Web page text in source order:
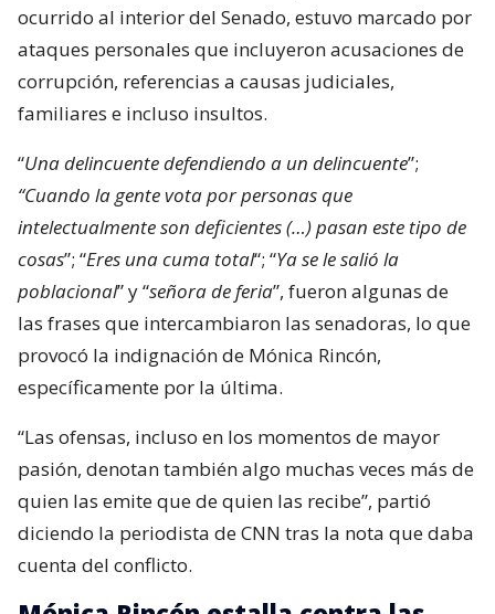
ocurrido al interior del Senado, estuvo marcado por
ataques personales que incluyeron acusaciones de
corrupción, referencias a causas judiciales,
familiares e incluso insultos.
“Una delincuente defendiendo a un delincuente”;
“Cuando la gente vota por personas que
intelectualmente son deficientes (…) pasan este tipo de
cosas”; “Eres una cuma total“; “Ya se le salió la
poblacional” y “señora de feria”, fueron algunas de
las frases que intercambiaron las senadoras, lo que
provocó la indignación de Mónica Rincón,
específicamente por la última.
“Las ofensas, incluso en los momentos de mayor
pasión, denotan también algo muchas veces más de
quien las emite que de quien las recibe”, partió
diciendo la periodista de CNN tras la nota que daba
cuenta del conflicto.